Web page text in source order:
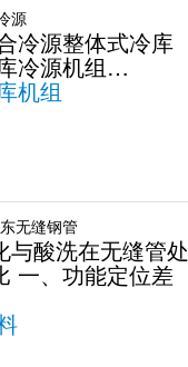
源
冷源整体式冷库
冷源机组…
机组
无缝钢管
与酸洗在无缝管处
一、功能定位差